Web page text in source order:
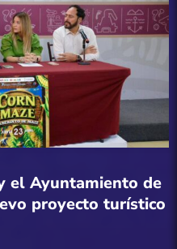
La secretaria de Turismo
de la diputada
del Congreso del Estado,
mensaje de presentación que
y el compromiso […]
el Ayuntamiento de
proyecto turístico